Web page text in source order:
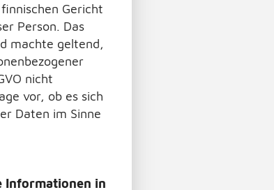
Gericht
Person. Das
machte geltend,
nicht
vor, ob es sich
Daten im Sinne
Informationen in